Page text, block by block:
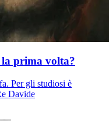
la prima volta?
Per gli studiosi è
Davide